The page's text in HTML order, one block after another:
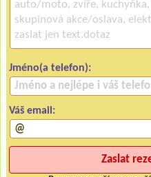
Jméno(a telefon):
Váš email: